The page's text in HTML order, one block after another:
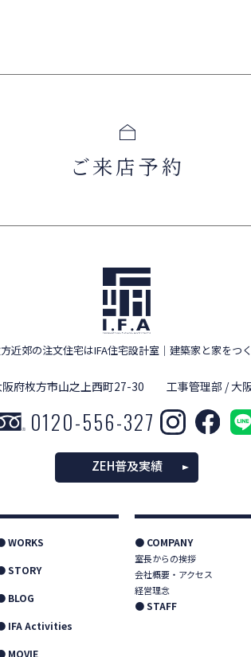
ご来店予約
近郊の注文住宅はIFA住宅設計室 ｜ 建築家と家をつ
府枚方市山之上西町27-30 工事管理部 / 大
0120-556-327
ZEH普及実績
WORKS
STORY
BLOG
IFA Activities
MOVIE
● COMPANY
室長からの挨拶
会社概要・アクセス
経営理念
● STAFF